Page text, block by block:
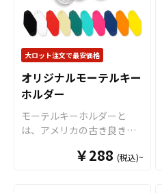
ん、販促品・ノベルティ、
店舗用のディスプレイや什
器など、様々な用途にお使
いいただけます。コミケな
どの同人イベントでの限定
アイテムやプロモーション
用としてもおすすめです。
アクスタはグッズの定番商
品と言えるように、アニ
官公庁、同人などの様々な
活用します。 表裏全面にフ
ルカラー印刷が可能で、写
真やイラスト、ロゴなどを
キレイに表現することがで
きます。オプションでアク
リルチャームを追加するこ
ともできますので、よりオ
リジナリティを求める方に
オススメです。 販売に必要
すので、お客様にはデザイ
大ロット注文で最安価格
オリジナルモーテルキー
ホルダー
モーテルキーホルダーと
は、アメリカの古き良きモ
ージしたヴィンテージ感の
￥288 (税込)~